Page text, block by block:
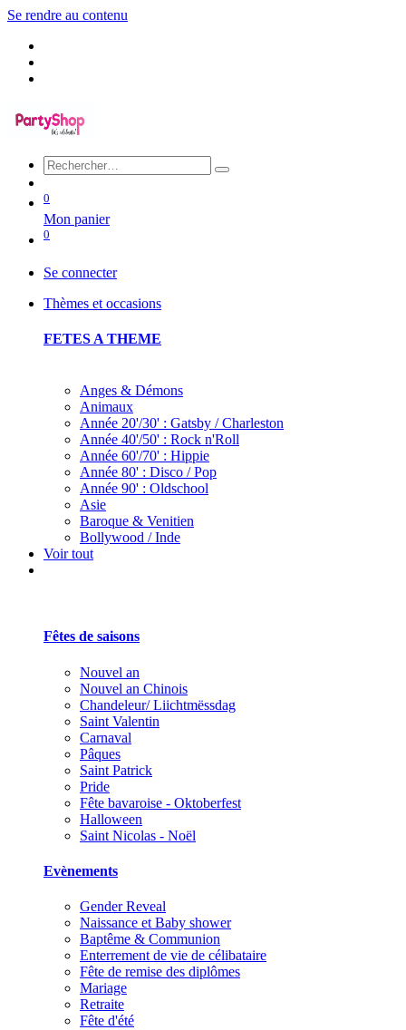
Se rendre au contenu
0
Mon panier
0
Se connecter
Thèmes et occasions
FETES A THEME
Anges & Démons
Animaux
Année 20'/30' : Gatsby / Charleston
Année 40'/50' : Rock n'Roll
Année 60'/70' : Hippie
Année 80' : Disco / Pop
Année 90' : Oldschool
Asie
Baroque & Venitien
Bollywood / Inde
Voir tout
Fêtes de saisons
Nouvel an
Nouvel an Chinois
Chandeleur/ Liichtmëssdag
Saint Valentin
Carnaval
Pâques
Saint Patrick
Pride
Fête bavaroise - Oktoberfest
Halloween
Saint Nicolas - Noël
Evènements
Gender Reveal
Naissance et Baby shower
Baptême & Communion
Enterrement de vie de célibataire
Fête de remise des diplômes
Mariage
Retraite
Fête d'été